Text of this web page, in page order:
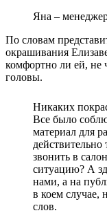
Яна –
По словам
окрашивания
комфортно ли ей, не
головы.
Никаких
Все было
материал для
действительно
звонить в
ситуацию? А
нами, а на
в коем случае,
слов.